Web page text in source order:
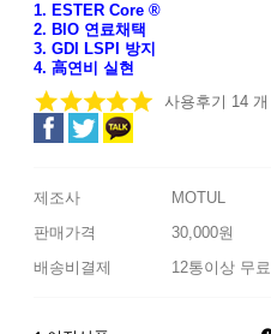
1. ESTER Core ®
2. BIO 연료채택
3. GDI LSPI 방지
4. 高연비 실현
사용후기 14 개
제조사
MOTUL
판매가격
30,000원
배송비결제
12통이상 무료